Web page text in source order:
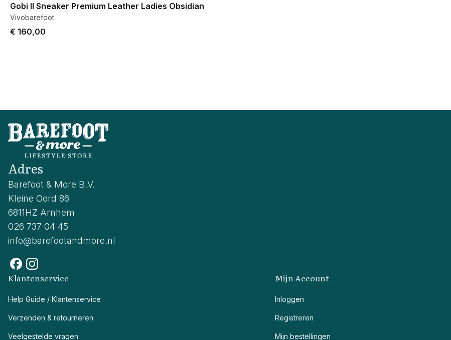
Gobi II Sneaker Premium Leather Ladies Obsidian
Vivobarefoot
€ 160,00
Adres
Barefoot & More B.V.
Kleine Oord 86
6811HZ Arnhem
026 737 04 45
info@barefootandmore.nl
Klantenservice
Help Guide / Klantenservice
Verzenden & retourneren
Veelgestelde vragen
Mijn Account
Inloggen
Registreren
Mijn bestellingen